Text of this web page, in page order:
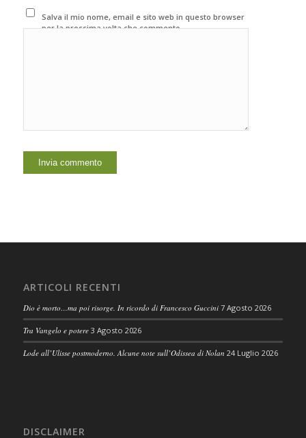
Salva il mio nome, email e sito web in questo browser
per la prossima volta che commento.
ARTICOLI RECENTI
Dio è morto…ma poi risorge. In ricordo di Francesco Guccini 7 Agosto 2026
Tra Vangelo e potere 3 Agosto 2026
Lode all’Ulisse postmoderno. Alcune note sull’Odissea di Nolan 24 Luglio 2026
DISCLAIMER